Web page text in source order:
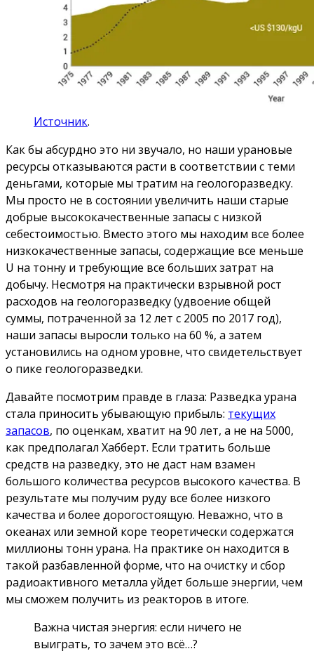
Источник.
Как бы абсурдно это ни звучало, но наши урановые
ресурсы отказываются расти в соответствии с теми
деньгами, которые мы тратим на геологоразведку.
Мы просто не в состоянии увеличить наши старые
добрые высококачественные запасы с низкой
себестоимостью. Вместо этого мы находим все более
низкокачественные запасы, содержащие все меньше
U на тонну и требующие все больших затрат на
добычу. Несмотря на практически взрывной рост
расходов на геологоразведку (удвоение общей
суммы, потраченной за 12 лет с 2005 по 2017 год),
наши запасы выросли только на 60 %, а затем
установились на одном уровне, что свидетельствует
о пике геологоразведки.
Давайте посмотрим правде в глаза: Разведка урана
стала приносить убывающую прибыль: текущих
запасов, по оценкам, хватит на 90 лет, а не на 5000,
как предполагал Хабберт. Если тратить больше
средств на разведку, это не даст нам взамен
большого количества ресурсов высокого качества. В
результате мы получим руду все более низкого
качества и более дорогостоящую. Неважно, что в
океанах или земной коре теоретически содержатся
миллионы тонн урана. На практике он находится в
такой разбавленной форме, что на очистку и сбор
радиоактивного металла уйдет больше энергии, чем
мы сможем получить из реакторов в итоге.
Важна чистая энергия: если ничего не
выиграть, то зачем это всё…?